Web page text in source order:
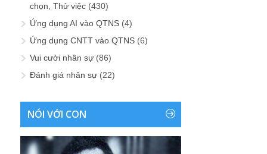
chọn, Thử việc (430)
Ứng dụng AI vào QTNS (4)
Ứng dụng CNTT vào QTNS (6)
Vui cười nhân sự (86)
Đánh giá nhân sự (22)
NÓI VỚI CON